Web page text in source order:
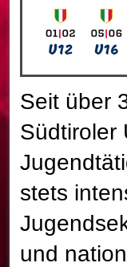
Seit über
Südtiroler
stets
und